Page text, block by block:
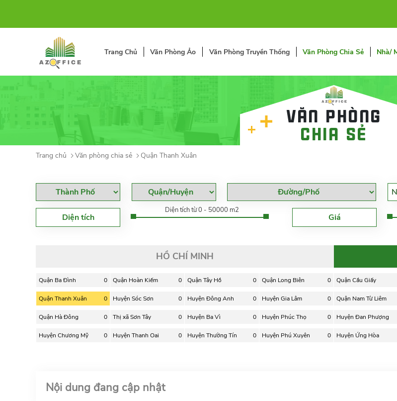
Trang Chủ Văn Phòng Ảo Văn Phòng Truyền Thống Văn Phòng Chia Sẻ Nhà/
Văn phòng
chia sẻ
Trang chủ Văn phòng chia sẻ Quận Thanh Xuân
Diện tích
Diện tích từ 0 - 50000 m2
Giá
HỒ CHÍ MINH
Quận Ba Đình 0 Quận Hoàn Kiếm 0 Quận Tây Hồ 0 Quận Long Biên 0 Quận Cầu Giấy
Quận Thanh Xuân 0 Huyện Sóc Sơn 0 Huyện Đông Anh 0 Huyện Gia Lâm 0 Quận Nam Từ Liêm
Quận Hà Đông 0 Thị xã Sơn Tây 0 Huyện Ba Vì 0 Huyện Phúc Thọ 0 Huyện Đan Phượng
Huyện Chương Mỹ 0 Huyện Thanh Oai 0 Huyện Thường Tín 0 Huyện Phú Xuyên 0 Huyện Ứng Hòa
Nội dung đang cập nhật